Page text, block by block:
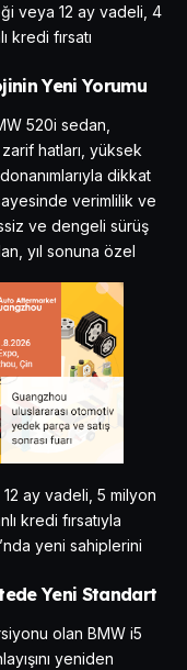
veya 12 ay vadeli, 4
kredi fırsatı
Yeni Yorumu
520i sedan,
hatları, yüksek
dikkat
verimlilik ve
ve dengeli sürüş
yıl sonuna özel
ay vadeli, 5 milyon
kredi fırsatıyla
yeni sahiplerini
Yeni Standart
olan BMW i5
yeniden